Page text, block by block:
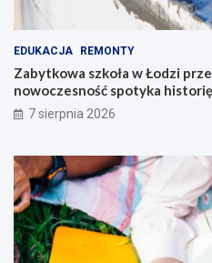
EDUKACJA REMONTY
Zabytkowa szkoła w Łodzi
nowoczesność spotyka historię
7 sierpnia 2026